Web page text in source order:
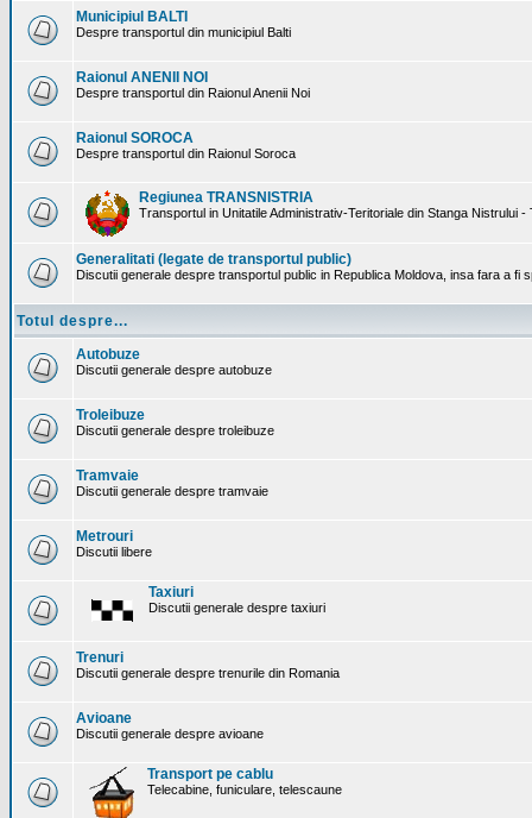
Municipiul BALTI
Despre transportul din municipiul Balti
Raionul ANENII NOI
Despre transportul din Raionul Anenii Noi
Raionul SOROCA
Despre transportul din Raionul Soroca
Regiunea TRANSNISTRIA
Transportul in Unitatile Administrativ-Teritoriale din Stanga Nistrului -
Generalitati (legate de transportul public)
Discutii generale despre transportul public in Republica Moldova, insa fara a fi
Totul despre...
Autobuze
Discutii generale despre autobuze
Troleibuze
Discutii generale despre troleibuze
Tramvaie
Discutii generale despre tramvaie
Metrouri
Discutii libere
Taxiuri
Discutii generale despre taxiuri
Trenuri
Discutii generale despre trenurile din Romania
Avioane
Discutii generale despre avioane
Transport pe cablu
Telecabine, funiculare, telescaune